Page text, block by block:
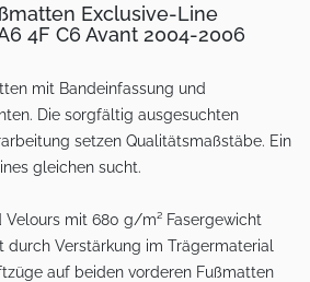
Exclusive-Line
4F C6 Avant 2004-2006
mit Bandeinfassung und
Die sorgfältig ausgesuchten
setzen Qualitätsmaßstäbe. Ein
gleichen sucht.
mit 680 g/m² Fasergewicht
Verstärkung im Trägermaterial
auf beiden vorderen Fußmatten